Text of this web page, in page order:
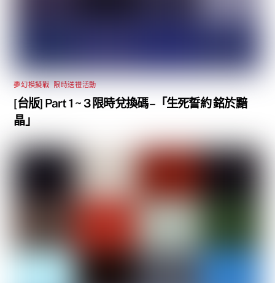
夢幻模擬戰 限時送禮活動
[台版] Part 1 ~ 3 限時兌換碼 –「生死誓約 銘於黯
晶」